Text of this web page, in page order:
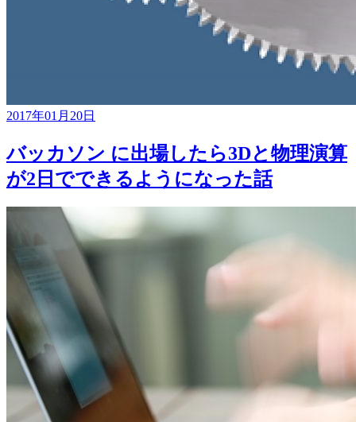
2017年01月20日
バッカソン に出場したら3Dと物理演算
が2日でできるようになった話